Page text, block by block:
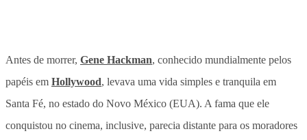
Antes de morrer, Gene Hackman, conhecido mundialmente pelos
papéis em Hollywood, levava uma vida simples e tranquila em
Santa Fé, no estado do Novo México (EUA). A fama que ele
conquistou no cinema, inclusive, parecia distante para os moradores